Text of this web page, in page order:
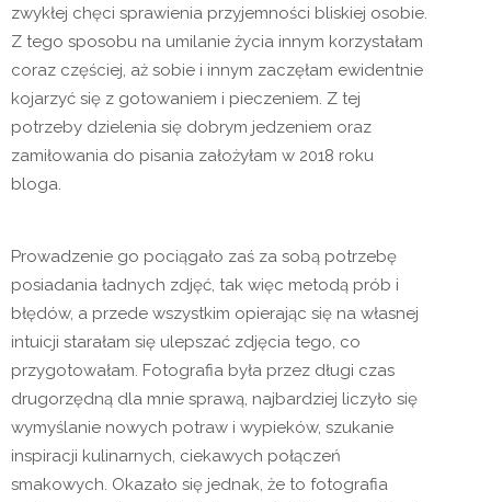
zwykłej chęci sprawienia przyjemności bliskiej osobie.
Z tego sposobu na umilanie życia innym korzystałam
coraz częściej, aż sobie i innym zaczęłam ewidentnie
kojarzyć się z gotowaniem i pieczeniem. Z tej
potrzeby dzielenia się dobrym jedzeniem oraz
zamiłowania do pisania założyłam w 2018 roku
bloga.
Prowadzenie go pociągało zaś za sobą potrzebę
posiadania ładnych zdjęć, tak więc metodą prób i
błędów, a przede wszystkim opierając się na własnej
intuicji starałam się ulepszać zdjęcia tego, co
przygotowałam. Fotografia była przez długi czas
drugorzędną dla mnie sprawą, najbardziej liczyło się
wymyślanie nowych potraw i wypieków, szukanie
inspiracji kulinarnych, ciekawych połączeń
smakowych. Okazało się jednak, że to fotografia